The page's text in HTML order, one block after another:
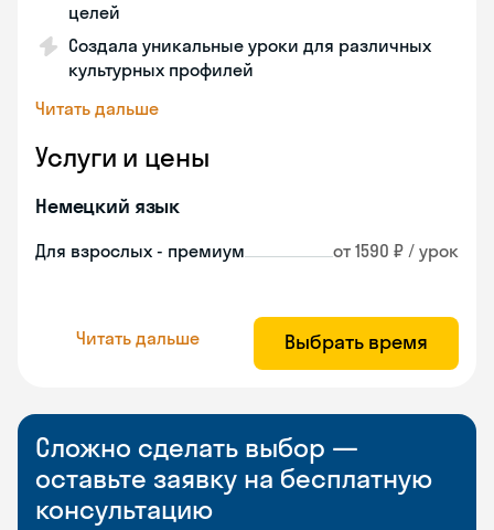
целей
Создала уникальные уроки для различных
культурных профилей
Читать дальше
Услуги и цены
Немецкий язык
Для взрослых - премиум от 1590 ₽ / урок
Читать дальше Выбрать время
Сложно сделать выбор —
оставьте заявку на бесплатную
консультацию